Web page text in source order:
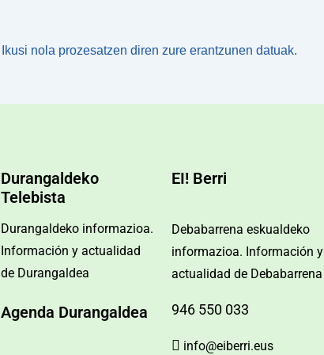
Ikusi nola prozesatzen diren zure erantzunen datuak.
Durangaldeko
Telebista
Durangaldeko informazioa.
Información y actualidad
de Durangaldea
Agenda Durangaldea
EI! Berri
Debabarrena eskualdeko
informazioa. Información y
actualidad de Debabarrena
946 550 033
info@eiberri.eus